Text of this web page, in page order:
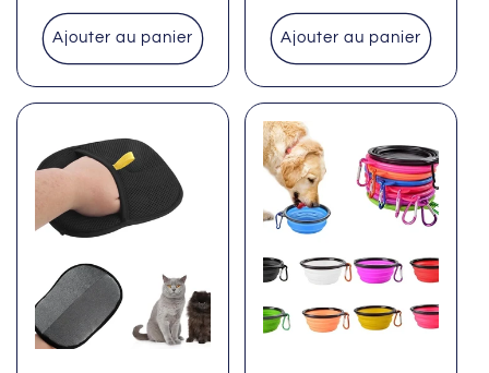
habituel
Ajouter au panier
habituel
Ajouter au panier